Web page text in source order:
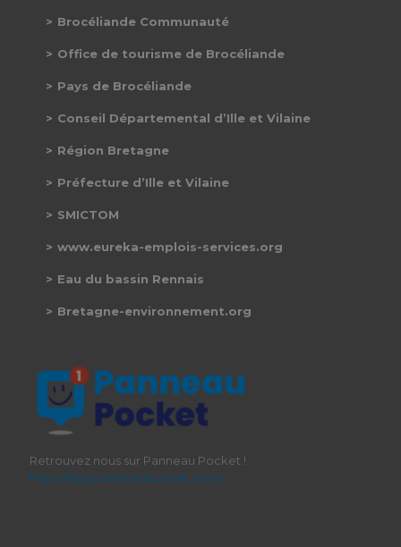
Brocéliande Communauté
Office de tourisme de Brocéliande
Pays de Brocéliande
Conseil Départemental d’Ille et Vilaine
Région Bretagne
Préfecture d’Ille et Vilaine
SMICTOM
www.eureka-emplois-services.org
Eau du bassin Rennais
Bretagne-environnement.org
Retrouvez nous sur Panneau Pocket !
https://app.panneaupocket.com/